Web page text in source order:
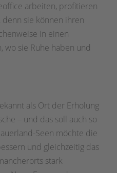
arbeiten, profitieren
sie können ihren
in einen
wo sie Ruhe haben und
als Ort der Erholung
– und das soll auch so
Seen möchte die
und gleichzeitig das
stark